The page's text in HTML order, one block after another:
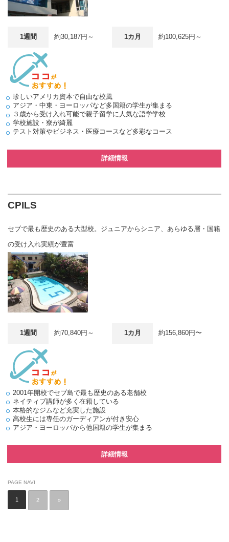
1週間 約30,187円～ 1カ月 約100,625円～
珍しいアメリカ資本で自由な校風
アジア・中東・ヨーロッパなど多国籍の学生が集まる
３歳から受け入れ可能で親子留学に人気な語学学校
学校施設・寮が綺麗
テスト対策やビジネス・医療コースなど多彩なコース
詳細情報
CPILS
セブで最も歴史のある大型校。ジュニアからシニア、あらゆる層・国籍
の受け入れ実績が豊富
1週間 約70,840円～ 1カ月 約156,860円〜
2001年開校でセブ島で最も歴史のある老舗校
ネイティブ講師が多く在籍している
本格的なジムなど充実した施設
高校生には専任のガーディアンが付き安心
アジア・ヨーロッパから他国籍の学生が集まる
詳細情報
PAGE NAVI
1 2 »